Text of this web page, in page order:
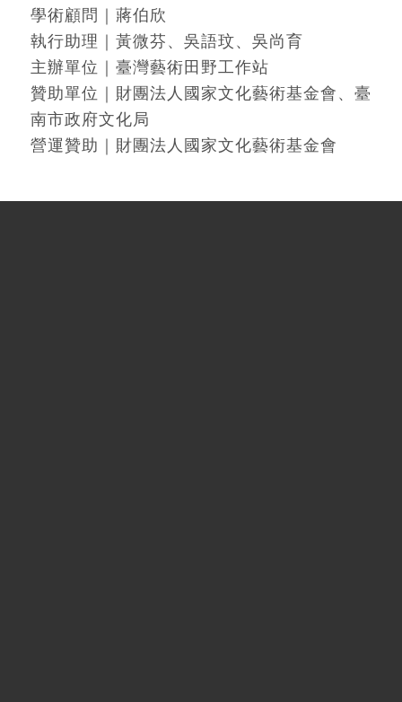
學術顧問｜蔣伯欣
執行助理｜黃微芬、吳語玟、吳尚育
主辦單位｜臺灣藝術田野工作站
贊助單位｜財團法人國家文化藝術基金會、臺
南市政府文化局
營運贊助｜財團法人國家文化藝術基金會